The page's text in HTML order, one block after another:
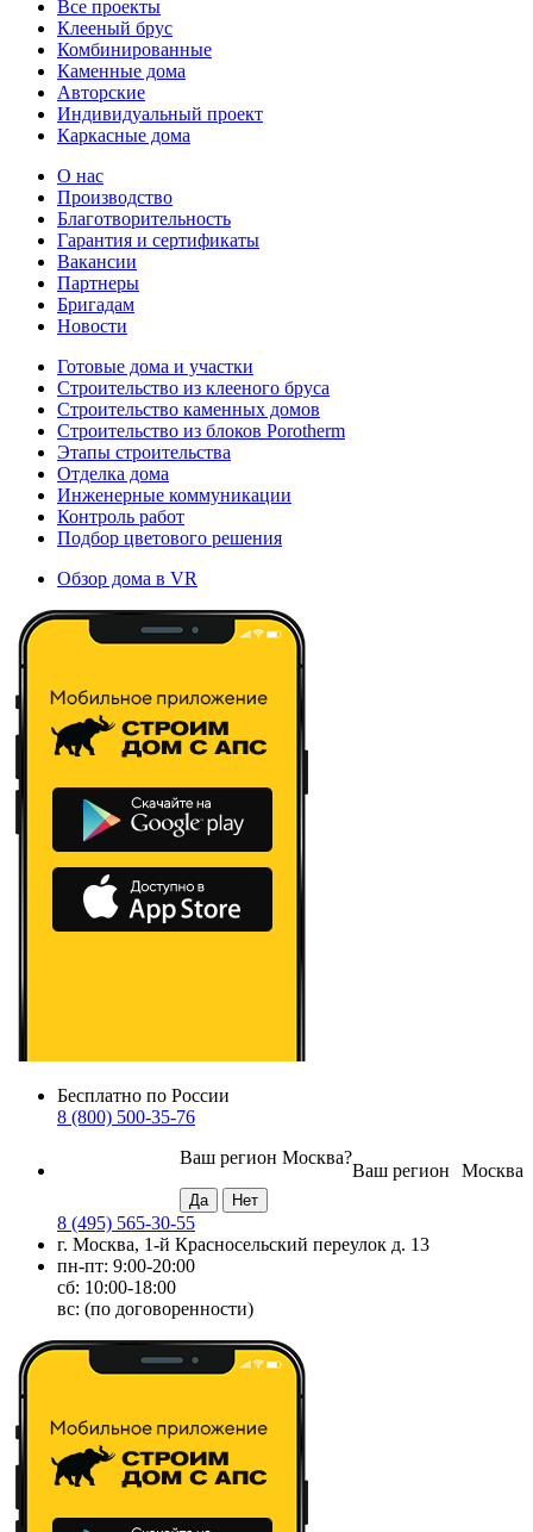
Все проекты
Клееный брус
Комбинированные
Каменные дома
Авторские
Индивидуальный проект
Каркасные дома
О нас
Производство
Благотворительность
Гарантия и сертификаты
Вакансии
Партнеры
Бригадам
Новости
Готовые дома и участки
Строительство из клееного бруса
Строительство каменных домов
Строительство из блоков Porotherm
Этапы строительства
Отделка дома
Инженерные коммуникации
Контроль работ
Подбор цветового решения
Обзор дома в VR
Бесплатно по России
8 (800) 500-35-76
Москва
Ваш регион
Ваш регион Москва?
8 (495) 565-30-55
г. Москва, 1-й Красносельский переулок д. 13
пн-пт: 9:00-20:00
сб: 10:00-18:00
вс: (по договоренности)